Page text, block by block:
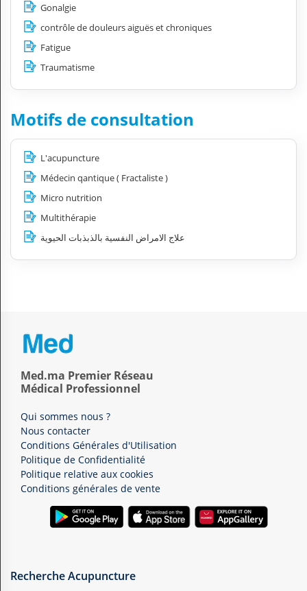
Gonalgie
contrôle de douleurs aiguës et chroniques
Fatigue
Traumatisme
Motifs de consultation
L'acupuncture
Médecin qantique ( Fractaliste )
Micro nutrition
Multithérapie
علاج الامراض النفسية بالذبذبات الحيوية
Med.ma Premier Réseau
Médical Professionnel
Qui sommes nous ?
Nous contacter
Conditions Générales d'Utilisation
Politique de Confidentialité
Politique relative aux cookies
Conditions générales de vente
Recherche Acupuncture